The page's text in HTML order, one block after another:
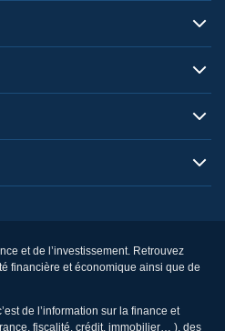
et de l’investissement. Retrouvez
financière et économique ainsi que de
de l’information sur la finance et
fiscalité, crédit, immobilier… ), des